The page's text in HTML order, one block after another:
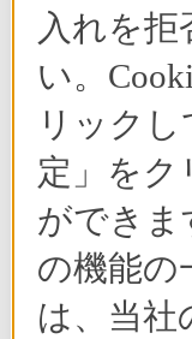
入れを
い。
リック
定」をク
ができま
の機能の
は、当社